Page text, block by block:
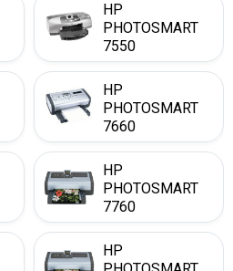
HP
PHOTOSMART
7550
HP
PHOTOSMART
7660
HP
PHOTOSMART
7760
HP